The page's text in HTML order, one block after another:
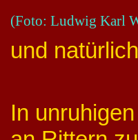
(Foto: Ludwig Karl
und
In